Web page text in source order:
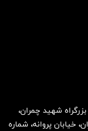
شهید چمران،
خیابان پروانه، شماره